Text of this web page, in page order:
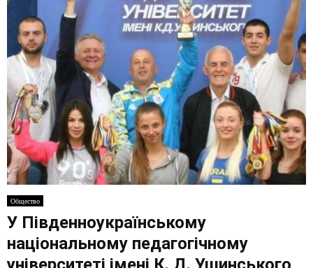
Общество
У Південноукраїнському
національному педагогічному